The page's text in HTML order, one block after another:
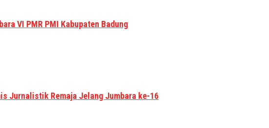
VI PMR PMI Kabupaten Badung
Jurnalistik Remaja Jelang Jumbara ke-16